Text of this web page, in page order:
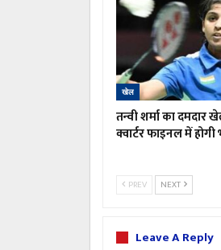
खेल
तन्वी शर्मा का दमदार
क्वार्टर फाइनल में
PREV NEXT
Leave A Reply